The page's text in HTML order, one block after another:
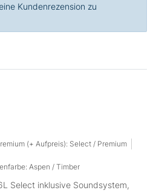
Kundenrezension zu
(+ Aufpreis): Select / Premium
Aspen / Timber
Select inklusive Soundsystem,